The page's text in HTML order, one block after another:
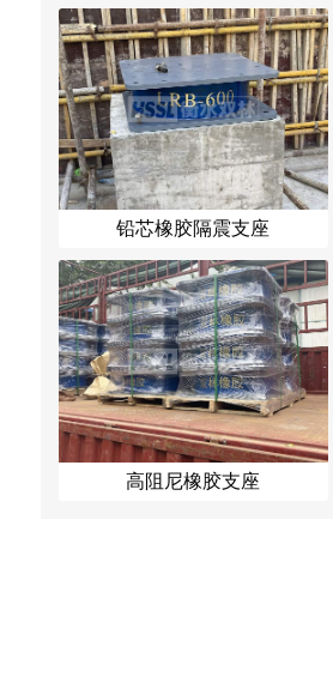
铅芯橡胶隔震支座
高阻尼橡胶支座